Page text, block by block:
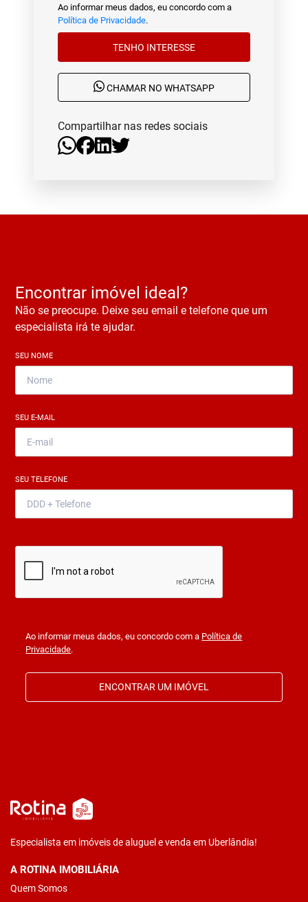
Ao informar meus dados, eu concordo com a
Política de Privacidade.
TENHO INTERESSE
CHAMAR NO WHATSAPP
Compartilhar nas redes sociais
Encontrar imóvel ideal?
Não se preocupe. Deixe seu email e telefone que um
especialista irá te ajudar.
SEU NOME
SEU E-MAIL
SEU TELEFONE
Ao informar meus dados, eu concordo com a Política de
Privacidade.
ENCONTRAR UM IMÓVEL
Especialista em imóveis de aluguel e venda em Uberlândia!
A ROTINA IMOBILIÁRIA
Quem Somos